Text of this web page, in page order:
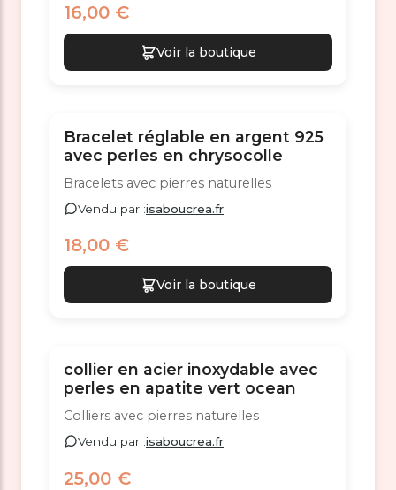
16,00 €
Voir la boutique
Bracelet réglable en argent 925
avec perles en chrysocolle
Bracelets avec pierres naturelles
Vendu par :isaboucrea.fr
18,00 €
Voir la boutique
collier en acier inoxydable avec
perles en apatite vert ocean
Colliers avec pierres naturelles
Vendu par :isaboucrea.fr
25,00 €